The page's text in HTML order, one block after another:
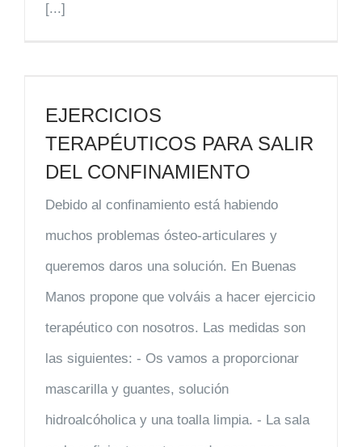
[...]
EJERCICIOS
TERAPÉUTICOS PARA SALIR
DEL CONFINAMIENTO
Debido al confinamiento está habiendo
muchos problemas ósteo-articulares y
queremos daros una solución. En Buenas
Manos propone que volváis a hacer ejercicio
terapéutico con nosotros. Las medidas son
las siguientes: - Os vamos a proporcionar
mascarilla y guantes, solución
hidroalcóholica y una toalla limpia. - La sala